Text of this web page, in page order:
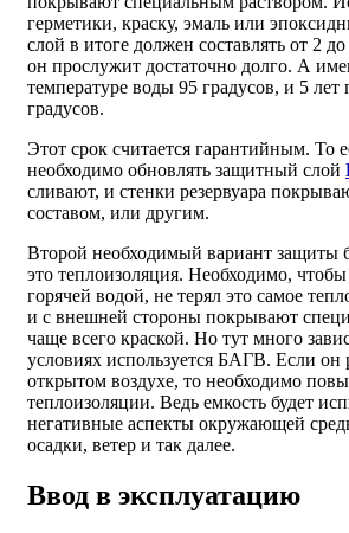
герметики, краску, эмаль или
слой в итоге должен составлять от 2
он прослужит достаточно долго. А
температуре воды 95 градусов, и 5 лет
градусов.
Этот срок считается гарантийным. То
необходимо обновлять защитный слой
сливают, и стенки резервуара
составом, или другим.
Второй необходимый вариант защиты
это теплоизоляция. Необходимо,
горячей водой, не терял это самое
и с внешней стороны покрывают
чаще всего краской. Но тут много
условиях используется БАГВ. Если он
открытом воздухе, то необходимо
теплоизоляции. Ведь емкость будет
негативные аспекты окружающей
осадки, ветер и так далее.
Ввод в эксплуатацию